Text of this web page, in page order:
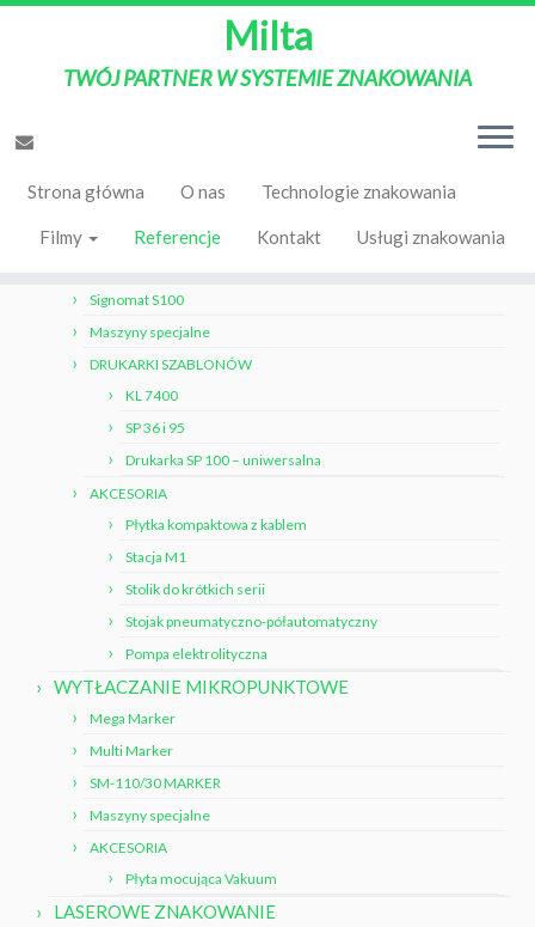
Milta
TWÓJ PARTNER W SYSTEMIE ZNAKOWANIA
Strona główna O nas Technologie znakowania
Filmy Referencje Kontakt Usługi znakowania
ZNAKOWANIE ELEKTROLITYCZNE
Signomat S2e
Signomat S100
Maszyny specjalne
DRUKARKI SZABLONÓW
KL 7400
SP 36 i 95
Drukarka SP 100 – uniwersalna
AKCESORIA
Płytka kompaktowa z kablem
Stacja M1
Stolik do krótkich serii
Stojak pneumatyczno-półautomatyczny
Pompa elektrolityczna
WYTŁACZANIE MIKROPUNKTOWE
Mega Marker
Multi Marker
SM-110/30 MARKER
Maszyny specjalne
AKCESORIA
Płyta mocująca Vakuum
LASEROWE ZNAKOWANIE